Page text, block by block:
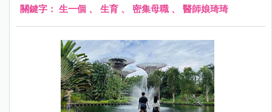
關鍵字： 生一個 、 生育 、 密集母職 、 醫師娘琦琦